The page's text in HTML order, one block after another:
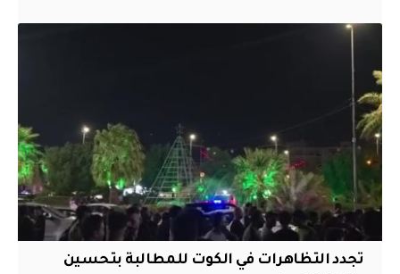
تجدد التظاهرات في الكوت للمطالبة بتحسين